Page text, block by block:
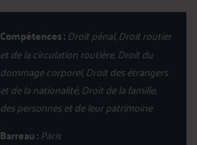
Compétences :Droit pénal, Droit routier
et de la circulation routière, Droit du
dommage corporel, Droit des étrangers
et de la nationalité, Droit de la famille,
des personnes et de leur patrimoine
Barreau :Paris